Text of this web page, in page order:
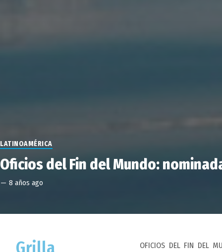
LATINOAMÉRICA
Oficios del Fin del Mundo:
— 8 años ago
Grilla OFICIOS DEL FIN DEL